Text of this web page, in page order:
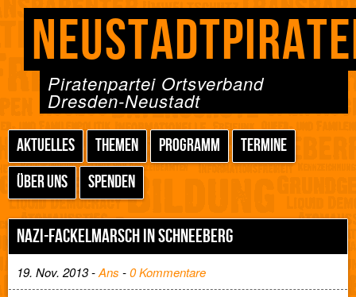
Piratenpartei Ortsverband
Dresden-Neustadt
AKTUELLES THEMEN PROGRAMM
TERMINE
ÜBER UNS
SPENDEN
NAZI-FACKELMARSCH IN SCHNEEBERG
19. Nov. 2013 -Ans -0 Kommentare